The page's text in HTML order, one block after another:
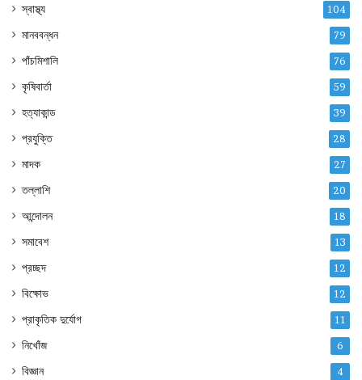
স্বাস্থ্য 104
মানববন্ধন 79
পাঁচমিশালি 76
কৃষিবার্তা 59
হত্যাকান্ড 39
প্রযুক্তি 28
মাদক 27
তল্লাশি 20
আন্দোলন 18
সমাবেশ 13
প্রচ্ছদ 12
বিক্ষোভ 12
প্রাকৃতিক দুর্যোগ 11
নিখোঁজ 6
বিজ্ঞান 4